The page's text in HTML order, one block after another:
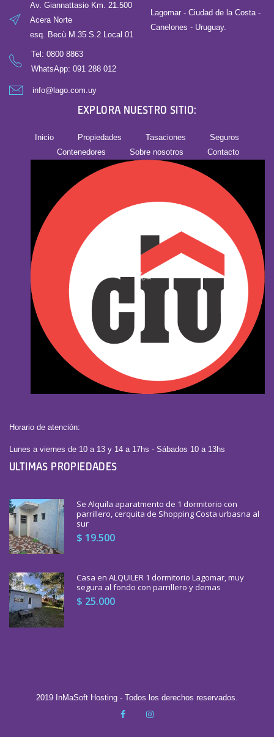
Av. Giannattasio Km. 21.500
Acera Norte
esq. Becù M.35 S.2 Local 01
Lagomar - Ciudad de la Costa -
Canelones - Uruguay.
Tel: 0800 8863
WhatsApp: 091 288 012
info@lago.com.uy
EXPLORA NUESTRO SITIO:
Inicio Propiedades Tasaciones
Seguros
Contenedores
Sobre nosotros Contacto
Horario de atención:
Lunes a viernes de 10 a 13 y 14 a 17hs - Sábados 10 a 13hs
ULTIMAS PROPIEDADES
Se Alquila aparatmento de 1 dormitorio con
parrillero, cerquita de Shopping Costa urbasna al
sur
$ 19.500
Casa en ALQUILER 1 dormitorio Lagomar, muy
segura al fondo con parrillero y demas
$ 25.000
2019 InMaSoft Hosting - Todos los derechos reservados.